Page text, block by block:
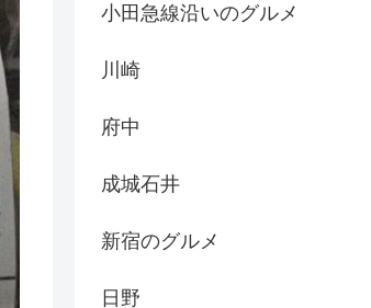
小田急線沿いのグルメ
川崎
府中
成城石井
新宿のグルメ
日野